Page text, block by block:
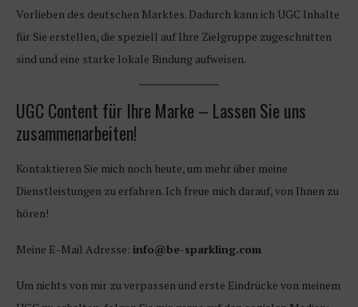
Vorlieben des deutschen Marktes. Dadurch kann ich UGC Inhalte
für Sie erstellen, die speziell auf Ihre Zielgruppe zugeschnitten
sind und eine starke lokale Bindung aufweisen.
UGC Content für Ihre Marke – Lassen Sie uns
zusammenarbeiten!
Kontaktieren Sie mich noch heute, um mehr über meine
Dienstleistungen zu erfahren. Ich freue mich darauf, von Ihnen zu
hören!
Meine E-Mail Adresse: info@be-sparkling.com
Um nichts von mir zu verpassen und erste Eindrücke von meinem